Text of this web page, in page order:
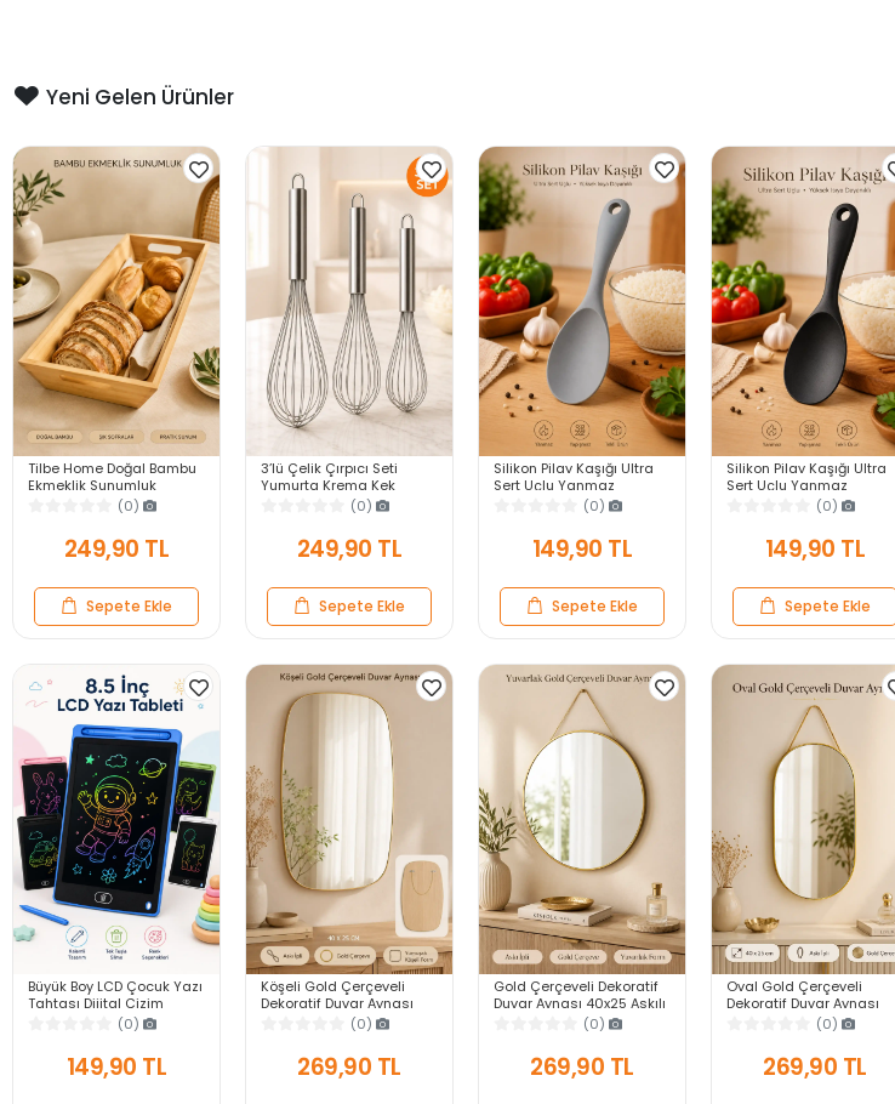
Yeni Gelen Ürünler
Tilbe Home Doğal Bambu
Ekmeklik Sunumluk
Dikdörtgen Kahvaltı ve
(0)
249,90 TL
Sepete Ekle
3’lü Çelik Çırpıcı Seti
Yumurta Krema Kek
Hamuru Çırpma Teli Pratik
Sos Karıştırıcı Mutfak Teli
(0)
249,90 TL
Sepete Ekle
Silikon Pilav Kaşığı Ultra
Sert Uçlu Yanmaz
Yapışmaz Isıya Dayanıklı
Gri Servis Yemek Kaşığı
(0)
149,90 TL
Sepete Ekle
Silikon Pilav Kaşığı Ultra
Sert Uçlu Yanmaz
Yapışmaz Isıya Dayanıklı
Siyah Servis Yemek Kaşığı
(0)
149,90 TL
Sepete Ekle
Büyük Boy LCD Çocuk Yazı
Tahtası Dijital Çizim
Tableti Kalemli Silinebilir
8.5′ Oyuncak Not Defteri
(0)
149,90 TL
Köşeli Gold Çerçeveli
Dekoratif Duvar Aynası
40X25 Askılı Modern
Salon Antre Banyo Yatak
Odası Ayna
(0)
269,90 TL
Gold Çerçeveli Dekoratif
Duvar Aynası 40x25 Askılı
Modern Salon Antre
Banyo Yatak Odası
Aynası
(0)
269,90 TL
Oval Gold Çerçeveli
Dekoratif Duvar Aynası
40x25 Askılı Modern
Salon Antre Banyo Yatak
Odası Aynası
(0)
269,90 TL